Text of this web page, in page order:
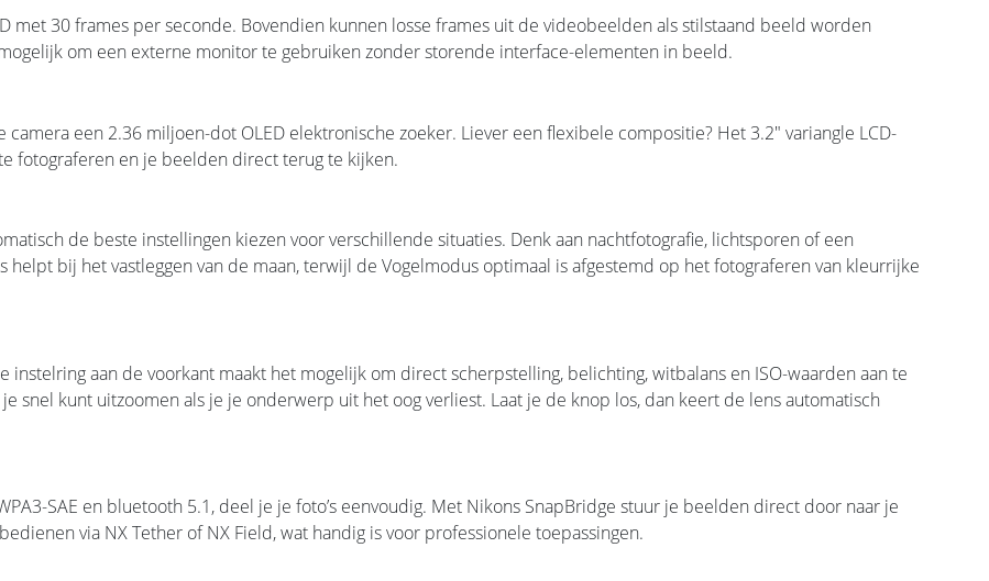
met 30 frames per seconde. Bovendien kunnen losse frames uit de videobeelden als stilstaand beeld worden
om een externe monitor te gebruiken zonder storende interface-elementen in beeld.
een 2.36 miljoen-dot OLED elektronische zoeker. Liever een flexibele compositie? Het 3.2" variangle LCD-
fotograferen en je beelden direct terug te kijken.
de beste instellingen kiezen voor verschillende situaties. Denk aan nachtfotografie, lichtsporen of een
bij het vastleggen van de maan, terwijl de Vogelmodus optimaal is afgestemd op het fotograferen van kleurrijke
aan de voorkant maakt het mogelijk om direct scherpstelling, belichting, witbalans en ISO-waarden aan te
snel kunt uitzoomen als je je onderwerp uit het oog verliest. Laat je de knop los, dan keert de lens automatisch
SAE en bluetooth 5.1, deel je je foto’s eenvoudig. Met Nikons SnapBridge stuur je beelden direct door naar je
via NX Tether of NX Field, wat handig is voor professionele toepassingen.